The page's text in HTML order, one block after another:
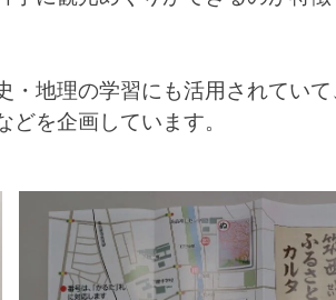
・地理の学習にも活用されてい
を企画しています。